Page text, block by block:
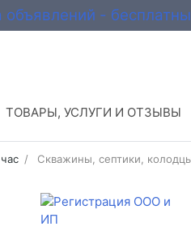
ТОВАРЫ, УСЛУГИ И ОТЗЫВЫ
Скважины, септики,